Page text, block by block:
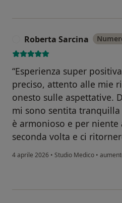
Roberta Sarcina
“Esperienza super
preciso, attento alle mie
onesto sulle aspettative.
mi sono sentita
è armonioso e per niente
seconda volta e ci
4 aprile 2026 • Studio Medico •